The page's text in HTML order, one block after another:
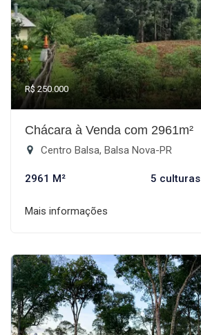
R$ 250.000
Chácara à Venda com 2961m²
Centro Balsa, Balsa Nova-PR
2961 M² 5 culturas
Mais informações